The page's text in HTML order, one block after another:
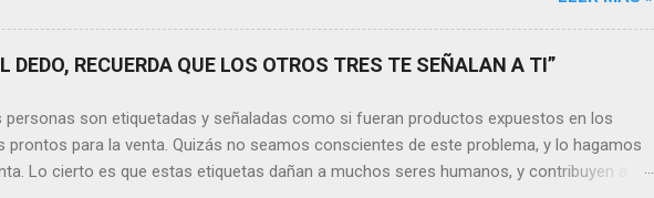
tiempo o energía, elementos que en la medida que pasa la vida se hacen más
Evidentemente, de lo malo, de lo difícil es donde más aprendemos, porque desde
fortalecemos, y resurgimos como el Ave Fénix. Sin embargo, está en cada uno no
cada momento sea irrepetible y mágico. Quizás aquí radique la mayor dificultad, por...
DEDO, RECUERDA QUE LOS OTROS TRES TE SEÑALAN A TI”
personas son etiquetadas y señaladas como si fueran productos expuestos en los
prontos para la venta. Quizás no seamos conscientes de este problema, y lo hagamos
Lo cierto es que estas etiquetas dañan a muchos seres humanos, y contribuyen a la